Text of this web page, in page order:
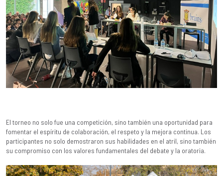
El torneo no solo fue una competición, sino también una oportunidad para
fomentar el espíritu de colaboración, el respeto y la mejora continua. Los
participantes no solo demostraron sus habilidades en el atril, sino también
su compromiso con los valores fundamentales del debate y la oratoria.